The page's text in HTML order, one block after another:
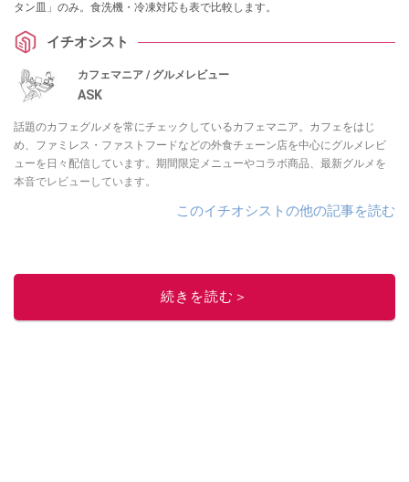
タン皿」のみ。食洗機・冷凍対応も表で比較します。
イチオシスト
カフェマニア / グルメレビュー
ASK
話題のカフェグルメを常にチェックしているカフェマニア。カフェをはじ
め、ファミレス・ファストフードなどの外食チェーン店を中心にグルメレビ
ューを日々配信しています。期間限定メニューやコラボ商品、最新グルメを
本音でレビューしています。
このイチオシストの他の記事を読む
続きを読む＞